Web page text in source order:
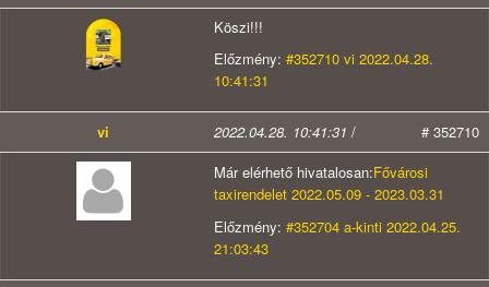
Köszi!!!
Előzmény: #352710 vi 2022.04.28.
10:41:31
vi 2022.04.28. 10:41:31 /
# 352710
Már elérhető hivatalosan:Fővárosi
taxirendelet 2022.05.09 - 2023.03.31
Előzmény: #352704 a-kinti 2022.04.25.
21:03:43